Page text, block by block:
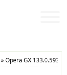
»Opera GX